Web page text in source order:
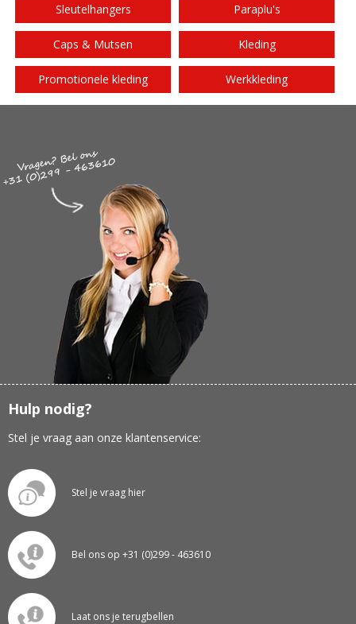
Sleutelhangers Paraplu's
Caps & Mutsen Kleding
Promotionele kleding Werkkleding
Hulp nodig?
Stel je vraag aan onze klantenservice:
Stel je vraag hier
Bel ons op +31 (0)299 - 463610
Laat ons je terugbellen